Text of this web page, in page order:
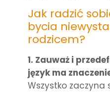
Jak radzić
bycia
rodzicem?
1. Zauważ i
język ma
Wszystko zaczyna